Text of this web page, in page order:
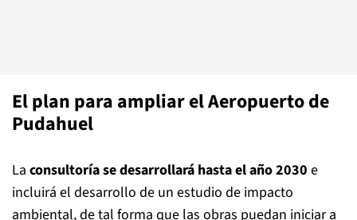
El plan para ampliar el Aeropuerto de
Pudahuel
La consultoría se desarrollará hasta el año 2030 e
incluirá el desarrollo de un estudio de impacto
ambiental, de tal forma que las obras puedan iniciar a